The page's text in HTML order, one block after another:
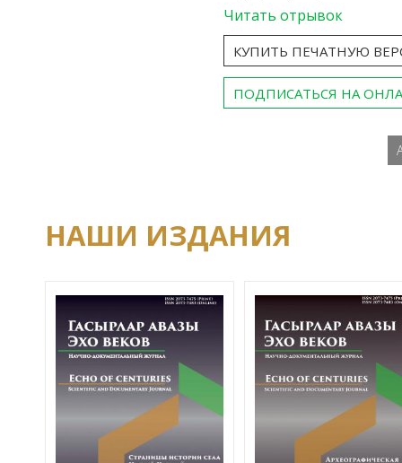
Читать отрывок
КУПИТЬ ПЕЧАТНУЮ
ПОДПИСАТЬСЯ НА
НАШИ ИЗДАНИЯ